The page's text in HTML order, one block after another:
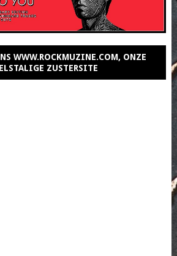
WWW.ROCKMUZINE.COM, ONZE
ZUSTERSITE